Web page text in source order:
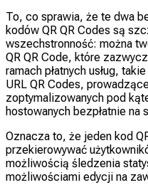
To, co sprawia, że te dwa
kodów QR QR Codes są
wszechstronność: można
QR QR Code, które
ramach płatnych usług,
URL QR Codes,
zoptymalizowanych pod
hostowanych bezpłatnie na
Oznacza to, że jeden kod
przekierowywać
możliwością śledzenia
możliwościami edycji na